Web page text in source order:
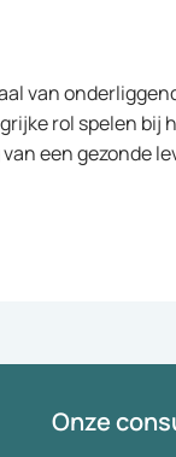
van
rol spelen bij
een gezonde
Onze